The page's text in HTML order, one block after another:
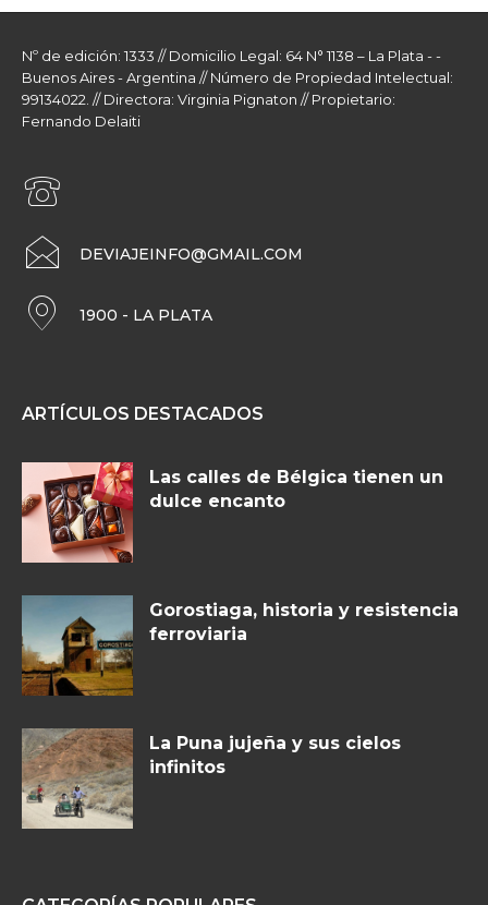
Nº de edición: 1333 // Domicilio Legal: 64 N° 1138 – La Plata - -
Buenos Aires - Argentina // Número de Propiedad Intelectual:
99134022. // Directora: Virginia Pignaton // Propietario:
Fernando Delaiti
DEVIAJEINFO@GMAIL.COM
1900 - LA PLATA
ARTÍCULOS DESTACADOS
Las calles de Bélgica tienen un
dulce encanto
Gorostiaga, historia y resistencia
ferroviaria
La Puna jujeña y sus cielos
infinitos